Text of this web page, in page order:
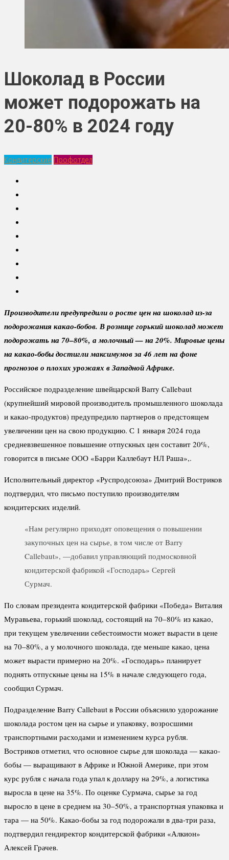
Шоколад в России
может подорожать на
20-80% в 2024 году
Кондитерские Профотдел
Производители предупредили о росте цен на шоколад из-за
подорожания какао-бобов. В рознице горький шоколад может
подорожать на 70–80%, а молочный — на 20%. Мировые цены
на какао-бобы достигли максимумов за 46 лет на фоне
прогнозов о плохих урожаях в Западной Африке.
Российское подразделение швейцарской Barry Callebaut
(крупнейший мировой производитель промышленного шоколада
и какао-продуктов) предупредило партнеров о предстоящем
увеличении цен на свою продукцию. С 1 января 2024 года
средневзвешенное повышение отпускных цен составит 20%,
говорится в письме ООО «Барри Каллебаут НЛ Раша»,.
Исполнительный директор «Руспродсоюза» Дмитрий Востриков
подтвердил, что письмо поступило производителям
кондитерских изделий.
«Нам регулярно приходят оповещения о повышении
закупочных цен на сырье, в том числе от Barry
Callebaut», —добавил управляющий подмосковной
кондитерской фабрикой «Господарь» Сергей
Сурмач.
По словам президента кондитерской фабрики «Победа» Виталия
Муравьева, горький шоколад, состоящий на 70–80% из какао,
при текущем увеличении себестоимости может вырасти в цене
на 70–80%, а у молочного шоколада, где меньше какао, цена
может вырасти примерно на 20%. «Господарь» планирует
поднять отпускные цены на 15% в начале следующего года,
сообщил Сурмач.
Подразделение Barry Callebaut в России объяснило удорожание
шоколада ростом цен на сырье и упаковку, возросшими
транспортными расходами и изменением курса рубля.
Востриков отметил, что основное сырье для шоколада — какао-
бобы — выращивают в Африке и Южной Америке, при этом
курс рубля с начала года упал к доллару на 29%, а логистика
выросла в цене на 35%. По оценке Сурмача, сырье за год
выросло в цене в среднем на 30–50%, а транспортная упаковка и
тара — на 50%. Какао-бобы за год подорожали в два-три раза,
подтвердил гендиректор кондитерской фабрики «Алкион»
Алексей Грачев.